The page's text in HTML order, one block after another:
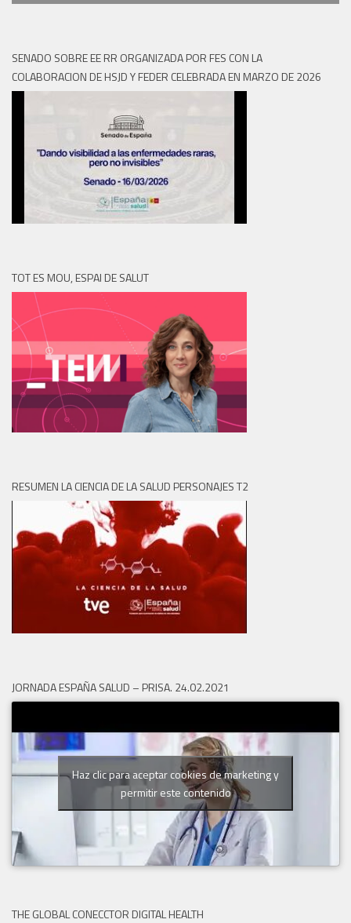
SENADO SOBRE EE RR ORGANIZADA POR FES CON LA
COLABORACION DE HSJD Y FEDER CELEBRADA EN MARZO DE 2026
TOT ES MOU, ESPAI DE SALUT
RESUMEN LA CIENCIA DE LA SALUD PERSONAJES T2
JORNADA ESPAÑA SALUD – PRISA. 24.02.2021
Haz clic para aceptar cookies de marketing y
permitir este contenido
THE GLOBAL CONECCTOR DIGITAL HEALTH